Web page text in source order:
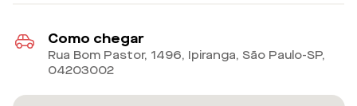
Como chegar
Rua Bom Pastor, 1496, Ipiranga, São Paulo-SP,
04203002